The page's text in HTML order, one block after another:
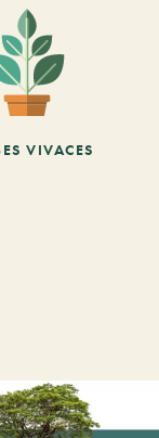
VIVACES